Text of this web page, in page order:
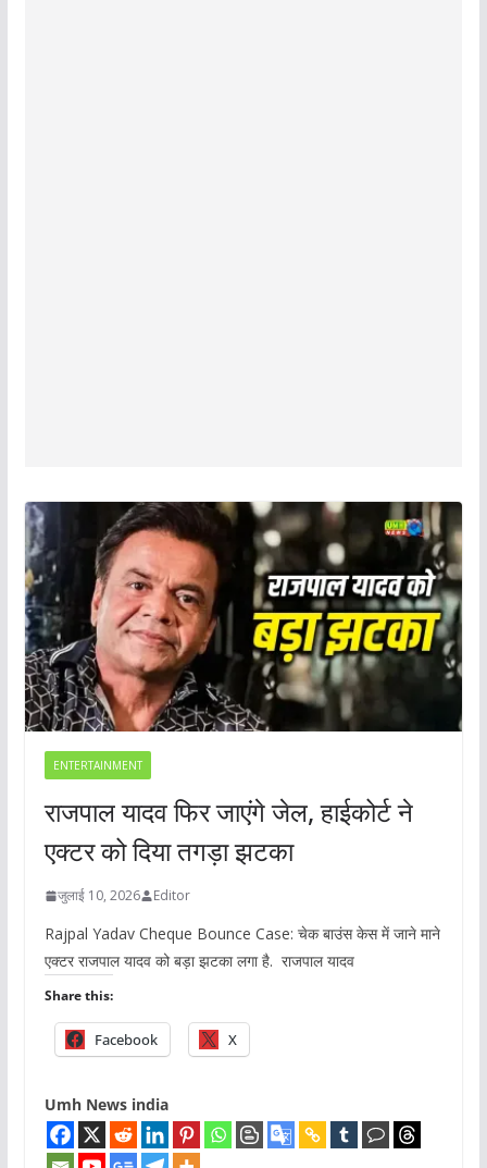
ENTERTAINMENT
राजपाल यादव फिर जाएंगे जेल, हाईकोर्ट ने
एक्टर को दिया तगड़ा झटका
जुलाई 10, 2026 Editor
Rajpal Yadav Cheque Bounce Case: चेक बाउंस केस में जाने माने
एक्टर राजपाल यादव को बड़ा झटका लगा है. राजपाल यादव
Share this:
Facebook X
Umh News india